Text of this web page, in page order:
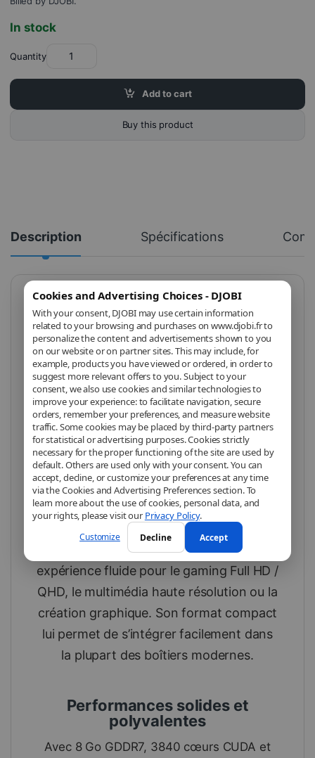
Cookies and Advertising Choices - DJOBI
With your consent, DJOBI may use certain information
related to your browsing and purchases on www.djobi.fr to
personalize the content and advertisements shown to you
on our website or on partner sites. This may include, for
example, products you have viewed or ordered, in order to
suggest more relevant offers to you. Subject to your
consent, we also use cookies and similar technologies to
improve your experience: to facilitate navigation, secure
orders, remember your preferences, and measure website
traffic. Some cookies may be placed by third-party partners
for statistical or advertising purposes. Cookies strictly
necessary for the proper functioning of the site are used by
default. Others are used only with your consent. You can
accept, decline, or customize your preferences at any time
via the Cookies and Advertising Preferences section. To
learn more about the use of cookies, personal data, and
your rights, please visit our Privacy Policy.
Customize Decline Accept
In stock
Quantity
Add to cart
Buy this product
Description Spécifications
MSI RTX 5060 8G
VENTUS 2X OC – 8
Go GDDR7 – PCIe 5.0
Graphismes modernes,
performances équilibrées, format
compact
La MSI RTX 5060 8G VENTUS 2X OC
combine puissance, efficacité et
compacité. Avec 8 Go de mémoire
GDDR7, un bus mémoire 128 bits et une
architecture optimisée, elle délivre une
expérience fluide pour le gaming Full HD /
QHD, le multimédia haute résolution ou la
création graphique. Son format compact
lui permet de s’intégrer facilement dans
la plupart des boîtiers modernes.
Performances solides et
polyvalentes
Avec 8 Go GDDR7, 3840 cœurs CUDA et